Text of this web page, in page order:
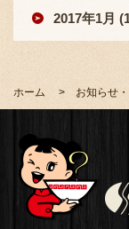
2017年1月
ホーム お知らせ